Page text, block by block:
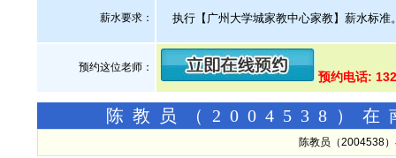
薪水要求： 执行【广州大学城家教中心家教】薪水标准
预约这位老师：
预约电话:
陈教员（2004538）在
陈教员（2004538